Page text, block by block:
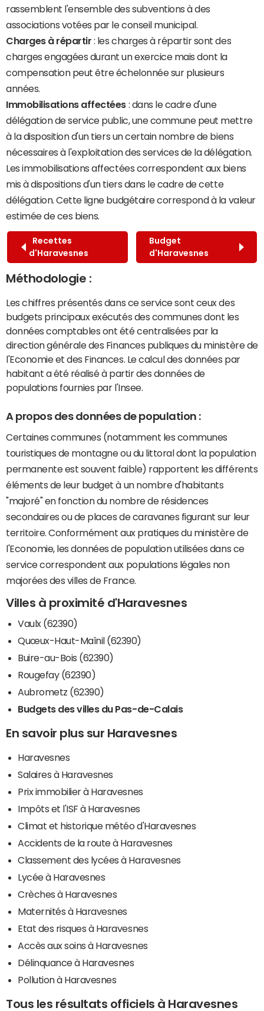
rassemblent l'ensemble des subventions à des
associations votées par le conseil municipal.
Charges à répartir : les charges à répartir sont des
charges engagées durant un exercice mais dont la
compensation peut être échelonnée sur plusieurs
années.
Immobilisations affectées : dans le cadre d'une
délégation de service public, une commune peut mettre
à la disposition d'un tiers un certain nombre de biens
nécessaires à l'exploitation des services de la délégation.
Les immobilisations affectées correspondent aux biens
mis à dispositions d'un tiers dans le cadre de cette
délégation. Cette ligne budgétaire correspond à la valeur
estimée de ces biens.
Recettes
d'Haravesnes
Budget
d'Haravesnes
Méthodologie :
Les chiffres présentés dans ce service sont ceux des
budgets principaux exécutés des communes dont les
données comptables ont été centralisées par la
direction générale des Finances publiques du ministère de
l'Economie et des Finances. Le calcul des données par
habitant a été réalisé à partir des données de
populations fournies par l'Insee.
A propos des données de population :
Certaines communes (notamment les communes
touristiques de montagne ou du littoral dont la population
permanente est souvent faible) rapportent les différents
éléments de leur budget à un nombre d'habitants
"majoré" en fonction du nombre de résidences
secondaires ou de places de caravanes figurant sur leur
territoire. Conformément aux pratiques du ministère de
l'Economie, les données de population utilisées dans ce
service correspondent aux populations légales non
majorées des villes de France.
Villes à proximité d'Haravesnes
Vaulx (62390)
Quœux-Haut-Maînil (62390)
Buire-au-Bois (62390)
Rougefay (62390)
Aubrometz (62390)
Budgets des villes du Pas-de-Calais
En savoir plus sur Haravesnes
Haravesnes
Salaires à Haravesnes
Prix immobilier à Haravesnes
Impôts et l'ISF à Haravesnes
Climat et historique météo d'Haravesnes
Accidents de la route à Haravesnes
Classement des lycées à Haravesnes
Lycée à Haravesnes
Crèches à Haravesnes
Maternités à Haravesnes
Etat des risques à Haravesnes
Accès aux soins à Haravesnes
Délinquance à Haravesnes
Pollution à Haravesnes
Tous les résultats officiels à Haravesnes